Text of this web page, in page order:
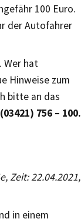
100 Euro.
der Autofahrer
Wer hat
Hinweise zum
bitte an das
(03421) 756 – 100.
Zeit: 22.04.2021,
in einem